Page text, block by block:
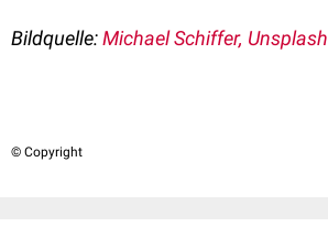
Bildquelle:Michael Schiffer, Unsplash
© Copyright